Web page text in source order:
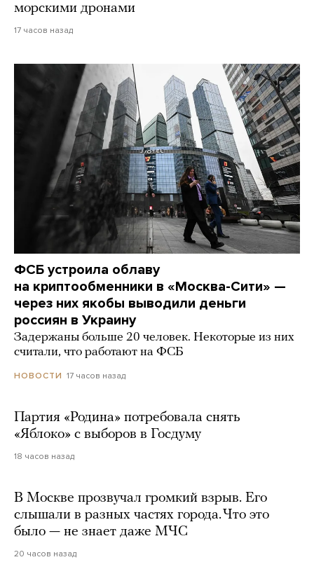
морскими дронами
17 часов назад
ФСБ устроила облаву
на криптообменники в «Москва-Сити» —
через них якобы выводили деньги
россиян в Украину
Задержаны больше 20 человек. Некоторые из них
считали, что работают на ФСБ
НОВОСТИ 17 часов назад
Партия «Родина» потребовала снять
«Яблоко» с выборов в Госдуму
18 часов назад
В Москве прозвучал громкий взрыв. Его
слышали в разных частях города. Что это
было — не знает даже МЧС
20 часов назад